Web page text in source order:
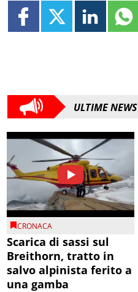
ULTIME NEWS
CRONACA
Scarica di sassi sul
Breithorn, tratto in
salvo alpinista ferito a
una gamba